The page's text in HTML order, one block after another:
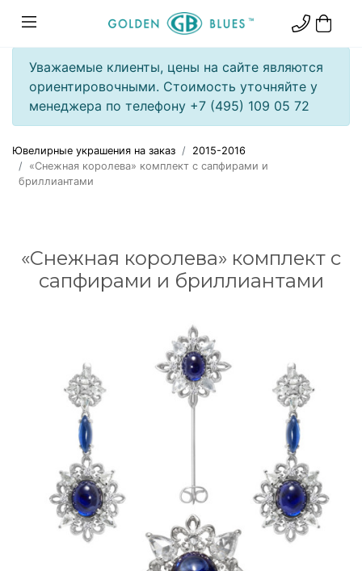
Уважаемые клиенты, цены на сайте являются
ориентировочными. Стоимость уточняйте у
менеджера по телефону +7 (495) 109 05 72
Ювелирные украшения на заказ
2015-2016
«Снежная королева» комплект с сапфирами и
бриллиантами
«Снежная королева» комплект с
сапфирами и бриллиантами